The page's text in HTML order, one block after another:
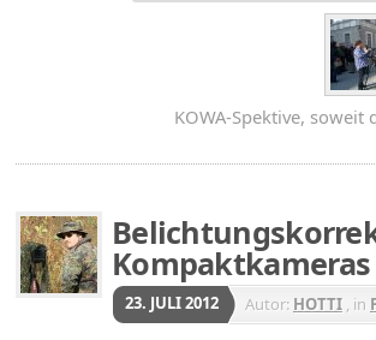
KOWA-Spektive, soweit
Kompaktkameras
23. JULI 2012 Autor: HOTTI , in